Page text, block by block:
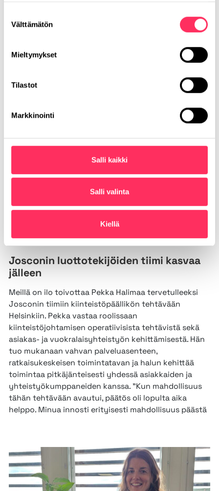
valinta
Välttämätön
Mieltymykset
Tilastot
Markkinointi
Salli kaikki
Salli valinta
Kiellä
6.7.2026|Uutiset
Josconin luottotekijöiden tiimi kasvaa
jälleen
Meillä on ilo toivottaa Pekka Halimaa tervetulleeksi
Josconin tiimiin kiinteistöpäällikön tehtävään
Helsinkiin. Pekka vastaa roolissaan
kiinteistöjohtamisen operatiivisista tehtävistä sekä
asiakas- ja vuokralaisyhteistyön kehittämisestä. Hän
tuo mukanaan vahvan palveluasenteen,
ratkaisukeskeisen toimintatavan ja halun kehittää
toimintaa pitkäjänteisesti yhdessä asiakkaiden ja
yhteistyökumppaneiden kanssa. ”Kun mahdollisuus
tähän tehtävään avautui, päätös oli lopulta aika
helppo. Minua innosti erityisesti mahdollisuus päästä